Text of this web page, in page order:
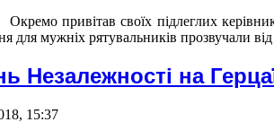
Окремо привітав своїх підлеглих
для мужніх рятувальників прозвучали
Незалежності на
15:37